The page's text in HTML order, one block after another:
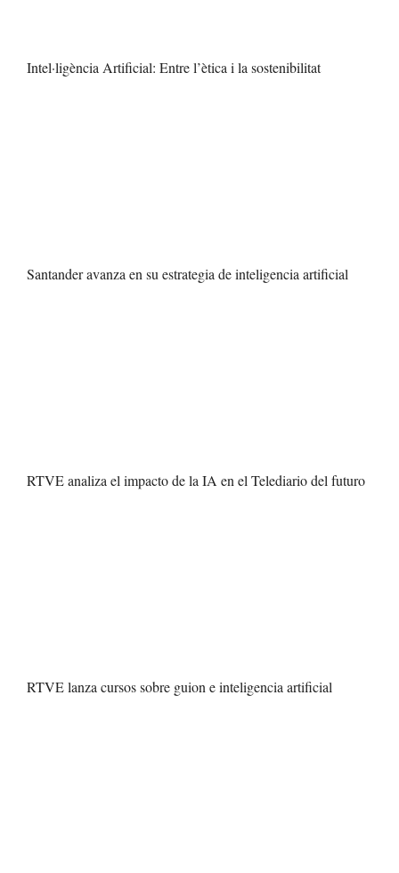
Intel·ligència Artificial: Entre l’ètica i la sostenibilitat
Santander avanza en su estrategia de inteligencia artificial
RTVE analiza el impacto de la IA en el Telediario del futuro
RTVE lanza cursos sobre guion e inteligencia artificial